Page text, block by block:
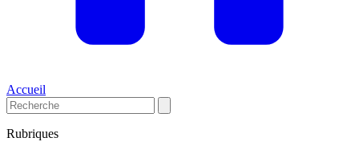
Accueil
Rubriques